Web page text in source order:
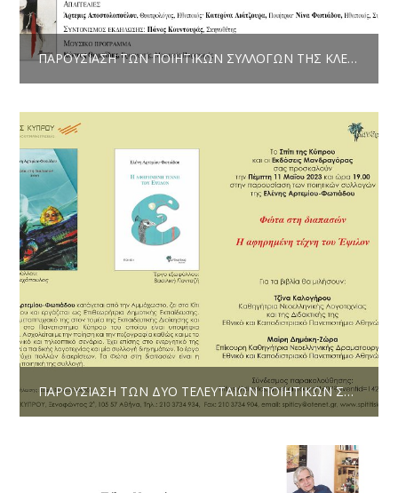
ΠΑΡΟΥΣΊΑΣΗ ΤΩΝ ΠΟΙΗΤΙΚΏΝ ΣΥΛΛΟΓΏΝ ΤΗΣ ΚΛΕΟΝΊΚΗΣ ΔΡΟΎΓΚΑ
ΠΑΡΟΥΣΊΑΣΗ ΤΩΝ ΔΥΟ ΤΕΛΕΥΤΑΊΩΝ ΠΟΙΗΤΙΚΏΝ ΣΥΛΛΟΓΏΝ ΤΗΣ ΕΛΈΝΗΣ ΑΡΤΕΜΊΟΥ-ΦΩΤΙΆΔΟΥ